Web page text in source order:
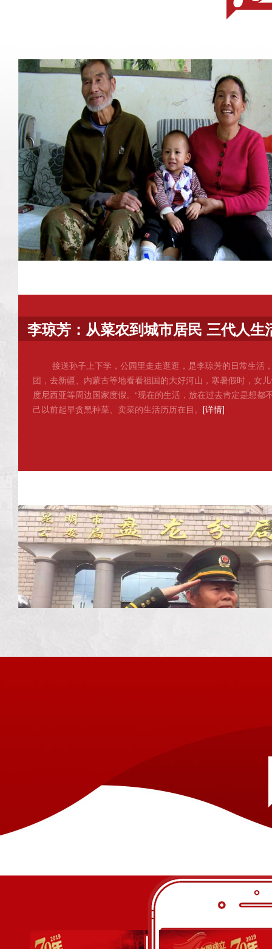
李琼芳：从菜农到城市居民 三代人生
接送孙子上下学，公园里走走逛逛，是李琼芳的日常生活
团，去新疆、内蒙古等地看看祖国的大好河山，寒暑假时，女
度尼西亚等周边国家度假。“现在的生活，放在过去肯定是想都
己以前起早贪黑种菜、卖菜的生活历历在目。 [详情]
毕兴林：身处边境前线25年的老兵
1949年2月15日，毕兴林出生在石林彝族自治县长湖镇戈
里第四个孩子，上面有一个哥哥两个姐姐，下面还有一个弟弟